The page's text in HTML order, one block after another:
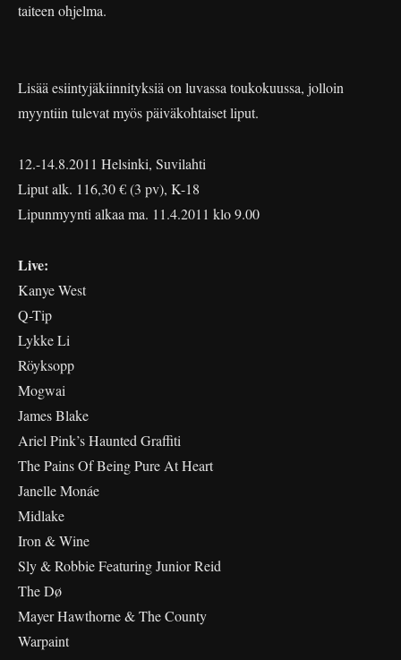
taiteen ohjelma.
Lisää esiintyjäkiinnityksiä on luvassa toukokuussa, jolloin
myyntiin tulevat myös päiväkohtaiset liput.
12.-14.8.2011 Helsinki, Suvilahti
Liput alk. 116,30 € (3 pv), K-18
Lipunmyynti alkaa ma. 11.4.2011 klo 9.00
Live:
Kanye West
Q-Tip
Lykke Li
Röyksopp
Mogwai
James Blake
Ariel Pink’s Haunted Graffiti
The Pains Of Being Pure At Heart
Janelle Monáe
Midlake
Iron & Wine
Sly & Robbie Featuring Junior Reid
The Dø
Mayer Hawthorne & The County
Warpaint